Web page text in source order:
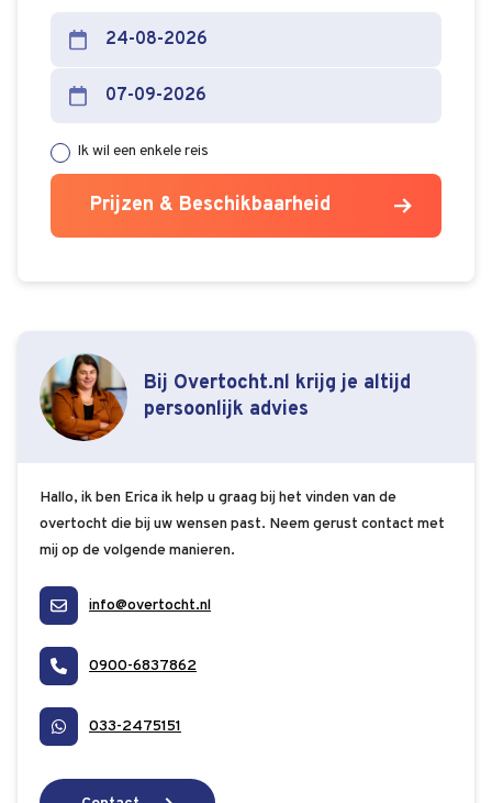
Ik wil een enkele reis
Prijzen & Beschikbaarheid
Bij Overtocht.nl krijg je altijd
persoonlijk advies
Hallo, ik ben Erica ik help u graag bij het vinden van de
overtocht die bij uw wensen past. Neem gerust contact met
mij op de volgende manieren.
info@overtocht.nl
0900-6837862
033-2475151